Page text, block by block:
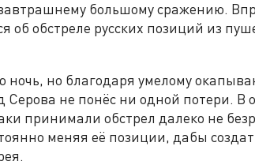
завтрашнему большому сражению.
об обстреле русских позиций из
ночь, но благодаря умелому
не понёс ни одной потери. В
принимали обстрел далеко не
меняя её позиции, дабы